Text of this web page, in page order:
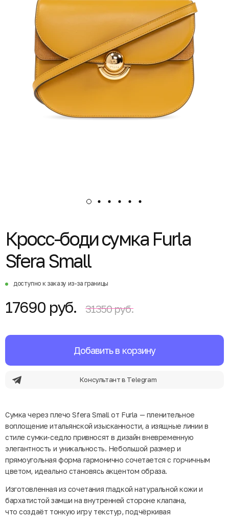
Кросс-боди сумка Furla
Sfera Small
доступно к заказу из-за границы
17690 руб. 31350 руб.
Добавить в корзину
Консультант в Telegram
Сумка через плечо Sfera Small от Furla — пленительное
воплощение итальянской изысканности, а изящные линии в
стиле сумки-седло привносят в дизайн вневременную
элегантность и уникальность. Небольшой размер и
прямоугольная форма гармонично сочетается с горчичным
цветом, идеально становясь акцентом образа.
Изготовленная из сочетания гладкой натуральной кожи и
бархатистой замши на внутренней стороне клапана,
что создаёт тонкую игру текстур, подчёркивая